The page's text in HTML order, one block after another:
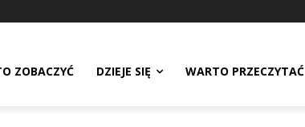
ZOBACZYĆ DZIEJE SIĘ WARTO PRZECZYTAĆ